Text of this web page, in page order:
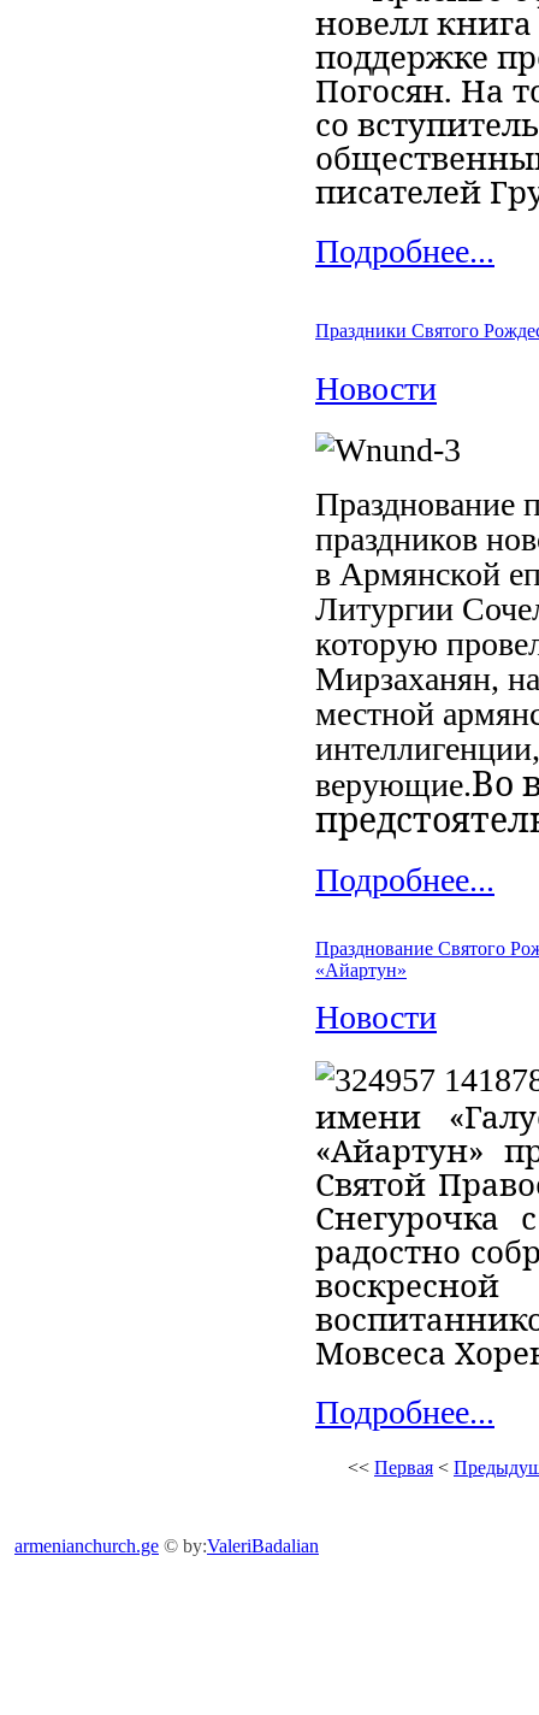
новелл
поддержке
Погосян. На
со
писателей
Подробнее...
Праздники Святого
Новости
Празднование
праздников
в Армянской
Литургии
которую
Мирзаханян,
местной
верующие.Во
Подробнее...
Празднование Святого
«Айартун»
Новости
имени
«Айартун»
Святой
Снегурочка
радостно
Мовсеса
Подробнее...
<< Первая <
armenianchurch.ge © by:ValeriBadalian